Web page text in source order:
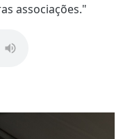
associações."